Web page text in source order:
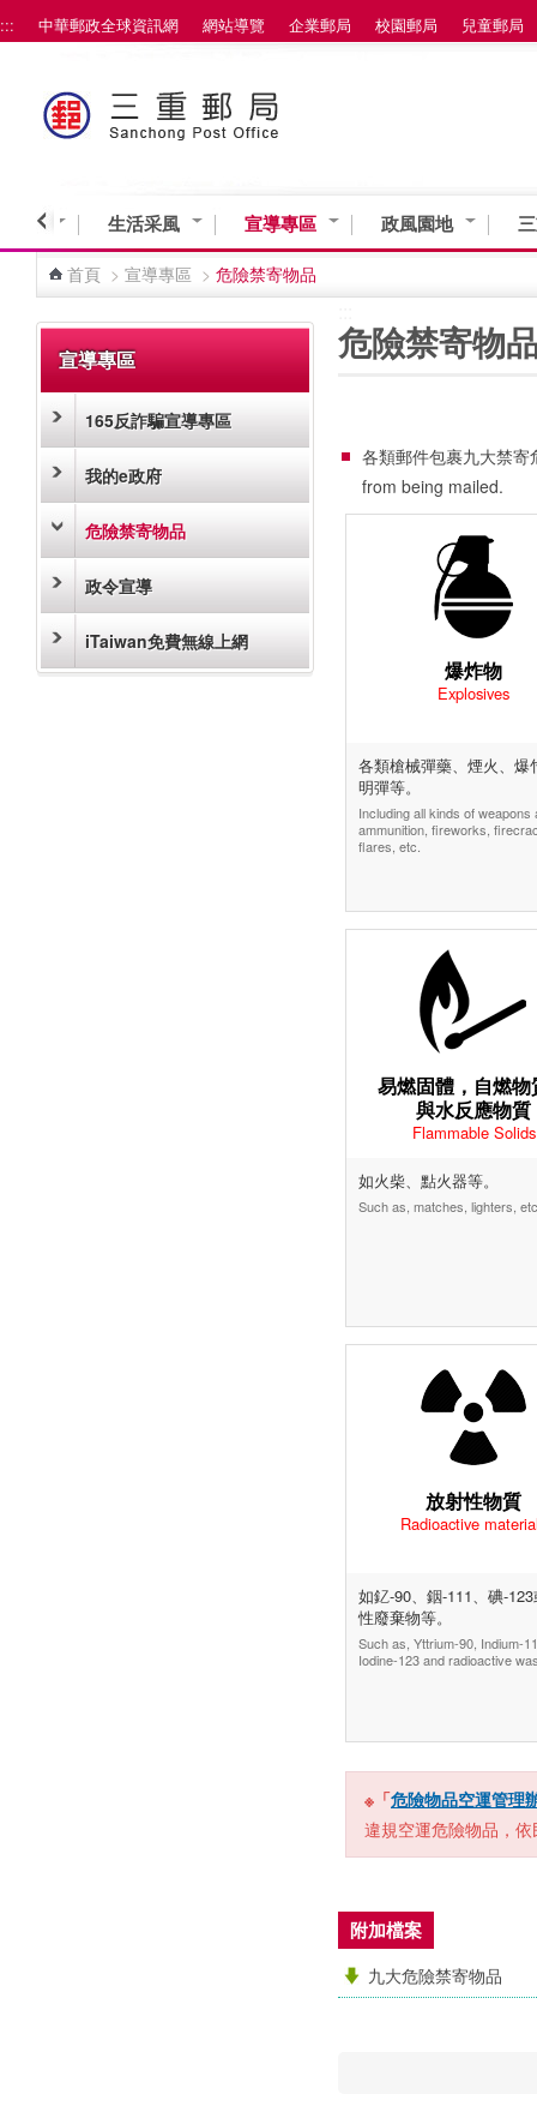
跳到主要內容區塊
::: 中華郵政全球資訊網 網站導覽 企業郵局 校園郵局 兒童郵局
資訊 生活采風 宣導專區 政風園地
首頁 > 宣導專區 > 危險禁寄物品
宣導專區
165反詐騙宣導專區
我的e政府
危險禁寄物品
政令宣導
iTaiwan免費無線上網
危險禁寄物
各類郵件包裹九大禁
from being mailed.
爆炸物
Explosives
各類槍械彈藥、煙火、爆
明彈等。
Including all kinds of weapons
ammunition, fireworks,
flares, etc.
易燃固體，自燃物
與水反應物質
Flammable Solids
如火柴、點火器等。
Such as, matches, lighters,
放射性物質
Radioactive
如釔-90、銦-111、碘-
性廢棄物等。
Such as, Yttrium-90, Indium-
Iodine-123 and radioactive
※「危險物品空運管理
違規空運危險物品，
附加檔案
九大危險禁寄物品